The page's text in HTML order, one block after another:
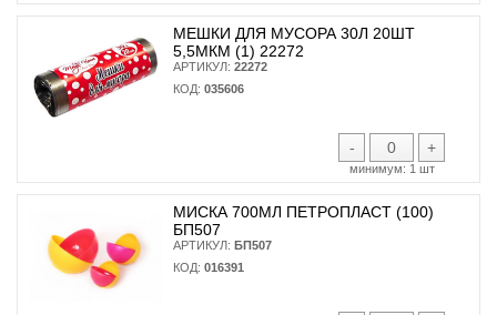
МЕШКИ ДЛЯ МУСОРА 30Л 20ШТ
5,5МКМ (1) 22272
АРТИКУЛ: 22272
КОД: 035606
- +
минимум: 1 шт
МИСКА 700МЛ ПЕТРОПЛАСТ (100)
БП507
АРТИКУЛ: БП507
КОД: 016391